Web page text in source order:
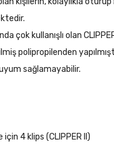
çok kullanışlı olan
polipropilenden
sağlamayabilir.
4 klips (CLIPPER II)